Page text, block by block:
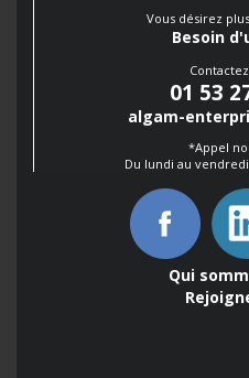
Vous désirez
Besoin
01 53
algam-
*Appel
Du lundi au
Qui